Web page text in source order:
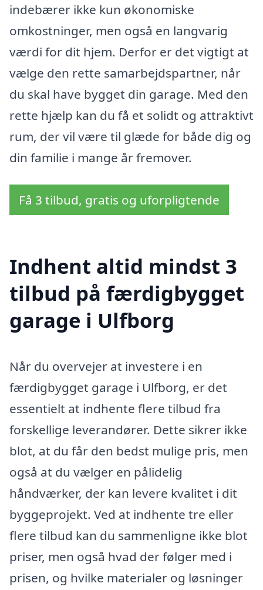
indebærer ikke kun økonomiske
omkostninger, men også en langvarig
værdi for dit hjem. Derfor er det vigtigt at
vælge den rette samarbejdspartner, når
du skal have bygget din garage. Med den
rette hjælp kan du få et solidt og attraktivt
rum, der vil være til glæde for både dig og
din familie i mange år fremover.
Få 3 tilbud, gratis og uforpligtende
Indhent altid mindst 3
tilbud på færdigbygget
garage i Ulfborg
Når du overvejer at investere i en
færdigbygget garage i Ulfborg, er det
essentielt at indhente flere tilbud fra
forskellige leverandører. Dette sikrer ikke
blot, at du får den bedst mulige pris, men
også at du vælger en pålidelig
håndværker, der kan levere kvalitet i dit
byggeprojekt. Ved at indhente tre eller
flere tilbud kan du sammenligne ikke blot
priser, men også hvad der følger med i
prisen, og hvilke materialer og løsninger